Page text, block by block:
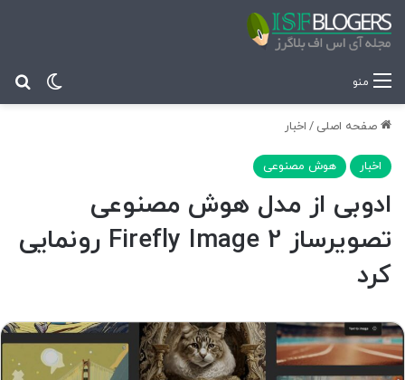
منو
صفحه اصلی / اخبار
اخبار هوش مصنوعی
ادوبی از مدل هوش مصنوعی
تصویرساز Firefly Image 2 رونمایی
کرد